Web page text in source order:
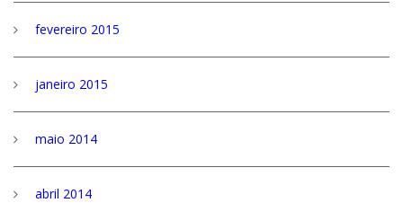
fevereiro 2015
janeiro 2015
maio 2014
abril 2014